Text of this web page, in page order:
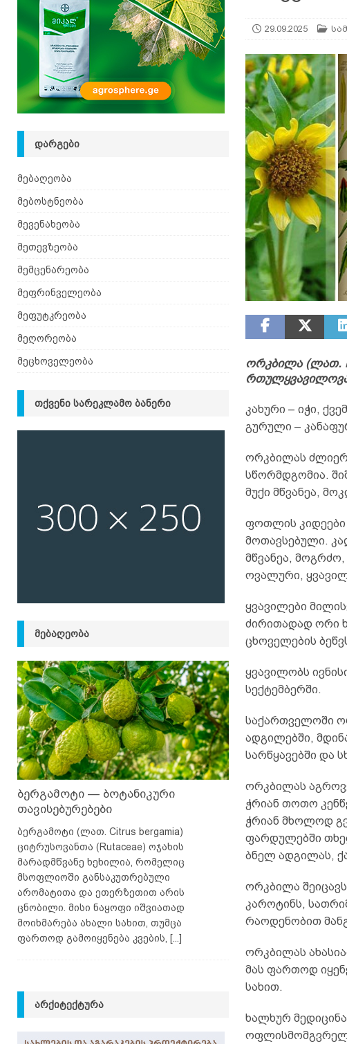
იზრდება ᲛᲔᲑᲝᲡᲢᲜᲔᲝᲑᲐ
[ 06.08.2026 ] მაჯაღვერი – დეკორატიული მცენარე
29.09.2025
ორკბილა (ლათ.
კახური – იჭი,
გურული –
ორკბილას ძლიერ
სწორმდგომია.
მუქი მწვანეა,
ფოთლის კიდეები
მოთავსებული.
მწვანეა,
ოვალური,
ყვავილები
ძირითადად ორი
ცხოველების
ყვავილობს
სექტემბერში.
საქართველოში
ადგილებში,
სარწყავებში და
ორკბილას
ჭრიან თოთო
ჭრიან მხოლოდ
ფარდულებში
ბნელ ადგილას,
ორკბილა
კაროტინს,
რაოდენობით
ორკბილას
მას ფართოდ
სახით.
ხალხურ
ოფლისმომგვრელ
ᲓᲐᲠᲒᲔᲑᲘ
მებაღეობა
მებოსტნეობა
მევენახეობა
მეთევზეობა
მემცენარეობა
მეფრინველეობა
მეფუტკრეობა
მეღორეობა
მეცხოველეობა
ᲗᲥᲕᲔᲜᲘ ᲡᲐᲠᲔᲙᲚᲐᲛᲝ ᲑᲐᲜᲔᲠᲘ
ᲛᲔᲑᲐᲦᲔᲝᲑᲐ
ბერგამოტი — ბოტანიკური
თავისებურებები
ბერგამოტი (ლათ. Citrus bergamia)
ციტრუსოვანთა (Rutaceae) ოჯახის
მარადმწვანე ხეხილია, რომელიც
მსოფლიოში განსაკუთრებული
არომატითა და ეთერზეთით არის
ცნობილი. მისი ნაყოფი იშვიათად
მოიხმარება ახალი სახით, თუმცა
ფართოდ გამოიყენება კვების,
[...]
ᲐᲠᲥᲘᲢᲔᲥᲢᲣᲠᲐ